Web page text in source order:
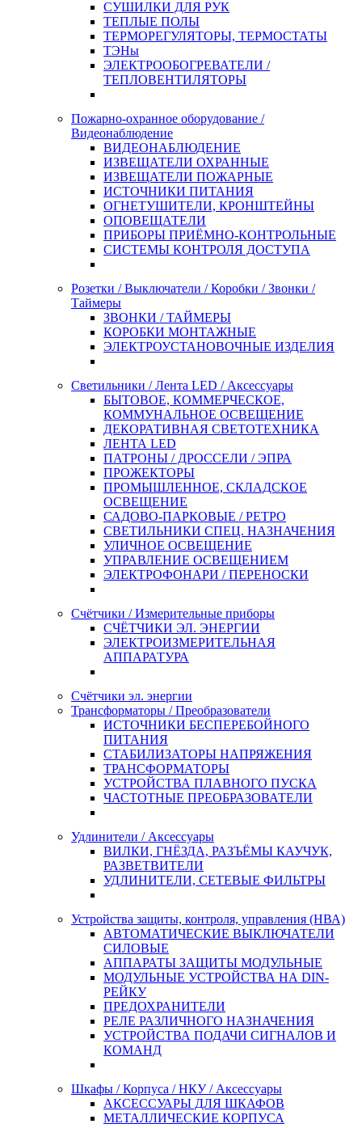
СУШИЛКИ ДЛЯ РУК
ТЕПЛЫЕ ПОЛЫ
ТЕРМОРЕГУЛЯТОРЫ, ТЕРМОСТАТЫ
ТЭНы
ЭЛЕКТРООБОГРЕВАТЕЛИ /
ТЕПЛОВЕНТИЛЯТОРЫ
Пожарно-охранное оборудование /
Видеонаблюдение
ВИДЕОНАБЛЮДЕНИЕ
ИЗВЕЩАТЕЛИ ОХРАННЫЕ
ИЗВЕЩАТЕЛИ ПОЖАРНЫЕ
ИСТОЧНИКИ ПИТАНИЯ
ОГНЕТУШИТЕЛИ, КРОНШТЕЙНЫ
ОПОВЕЩАТЕЛИ
ПРИБОРЫ ПРИЁМНО-КОНТРОЛЬНЫЕ
СИСТЕМЫ КОНТРОЛЯ ДОСТУПА
Розетки / Выключатели / Коробки / Звонки /
Таймеры
ЗВОНКИ / ТАЙМЕРЫ
КОРОБКИ МОНТАЖНЫЕ
ЭЛЕКТРОУСТАНОВОЧНЫЕ ИЗДЕЛИЯ
Светильники / Лента LED / Аксессуары
БЫТОВОЕ, КОММЕРЧЕСКОЕ,
КОММУНАЛЬНОЕ ОСВЕЩЕНИЕ
ДЕКОРАТИВНАЯ СВЕТОТЕХНИКА
ЛЕНТА LED
ПАТРОНЫ / ДРОССЕЛИ / ЭПРА
ПРОЖЕКТОРЫ
ПРОМЫШЛЕННОЕ, СКЛАДСКОЕ
ОСВЕЩЕНИЕ
САДОВО-ПАРКОВЫЕ / РЕТРО
СВЕТИЛЬНИКИ СПЕЦ. НАЗНАЧЕНИЯ
УЛИЧНОЕ ОСВЕЩЕНИЕ
УПРАВЛЕНИЕ ОСВЕЩЕНИЕМ
ЭЛЕКТРОФОНАРИ / ПЕРЕНОСКИ
Счётчики / Измерительные приборы
СЧЁТЧИКИ ЭЛ. ЭНЕРГИИ
ЭЛЕКТРОИЗМЕРИТЕЛЬНАЯ
АППАРАТУРА
Счётчики эл. энергии
Трансформаторы / Преобразователи
ИСТОЧНИКИ БЕСПЕРЕБОЙНОГО
ПИТАНИЯ
СТАБИЛИЗАТОРЫ НАПРЯЖЕНИЯ
ТРАНСФОРМАТОРЫ
УСТРОЙСТВА ПЛАВНОГО ПУСКА
ЧАСТОТНЫЕ ПРЕОБРАЗОВАТЕЛИ
Удлинители / Аксессуары
ВИЛКИ, ГНЁЗДА, РАЗЪЁМЫ КАУЧУК,
РАЗВЕТВИТЕЛИ
УДЛИНИТЕЛИ, СЕТЕВЫЕ ФИЛЬТРЫ
Устройства защиты, контроля, управления (НВА)
АВТОМАТИЧЕСКИЕ ВЫКЛЮЧАТЕЛИ
СИЛОВЫЕ
АППАРАТЫ ЗАЩИТЫ МОДУЛЬНЫЕ
МОДУЛЬНЫЕ УСТРОЙСТВА НА DIN-
РЕЙКУ
ПРЕДОХРАНИТЕЛИ
РЕЛЕ РАЗЛИЧНОГО НАЗНАЧЕНИЯ
УСТРОЙСТВА ПОДАЧИ СИГНАЛОВ И
КОМАНД
Шкафы / Корпуса / НКУ / Аксессуары
АКСЕССУАРЫ ДЛЯ ШКАФОВ
МЕТАЛЛИЧЕСКИЕ КОРПУСА